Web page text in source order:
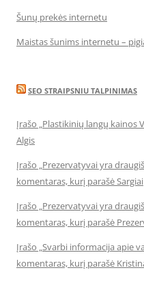
Šunų prekės internetu
Maistas šunims internetu –
SEO STRAIPSNIU TALPINIMAS
Įrašo „Plastikinių langų kainos
Algis
Įrašo „Prezervatyvai yra
komentaras, kurį parašė Sargiai
Įrašo „Prezervatyvai yra
komentaras, kurį parašė
Įrašo „Svarbi informacija apie
komentaras, kurį parašė